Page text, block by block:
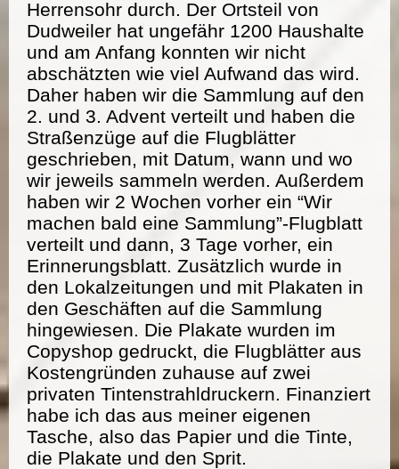
Herrensohr durch. Der Ortsteil von
Dudweiler hat ungefähr 1200 Haushalte
und am Anfang konnten wir nicht
abschätzten wie viel Aufwand das wird.
Daher haben wir die Sammlung auf den
2. und 3. Advent verteilt und haben die
Straßenzüge auf die Flugblätter
geschrieben, mit Datum, wann und wo
wir jeweils sammeln werden. Außerdem
haben wir 2 Wochen vorher ein “Wir
machen bald eine Sammlung”-Flugblatt
verteilt und dann, 3 Tage vorher, ein
Erinnerungsblatt. Zusätzlich wurde in
den Lokalzeitungen und mit Plakaten in
den Geschäften auf die Sammlung
hingewiesen. Die Plakate wurden im
Copyshop gedruckt, die Flugblätter aus
Kostengründen zuhause auf zwei
privaten Tintenstrahldruckern. Finanziert
habe ich das aus meiner eigenen
Tasche, also das Papier und die Tinte,
die Plakate und den Sprit.